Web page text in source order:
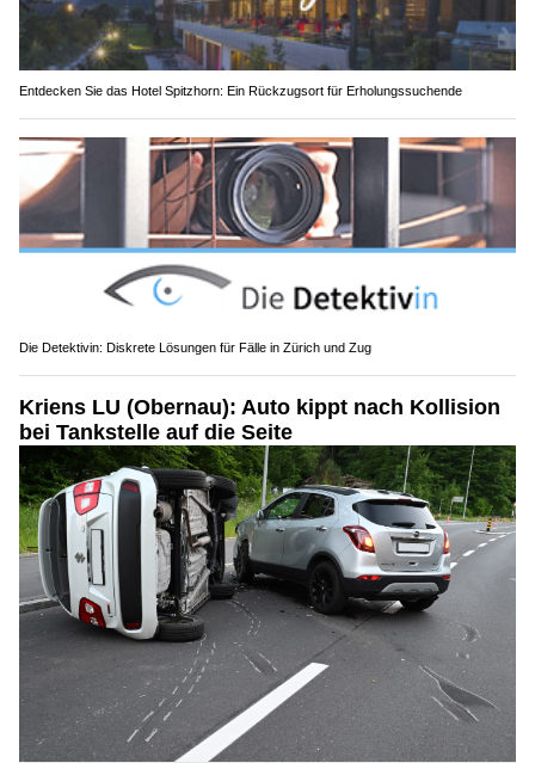
Entdecken Sie das Hotel Spitzhorn: Ein Rückzugsort für Erholungssuchende
Die Detektivin: Diskrete Lösungen für Fälle in Zürich und Zug
Kriens LU (Obernau): Auto kippt nach Kollision
bei Tankstelle auf die Seite